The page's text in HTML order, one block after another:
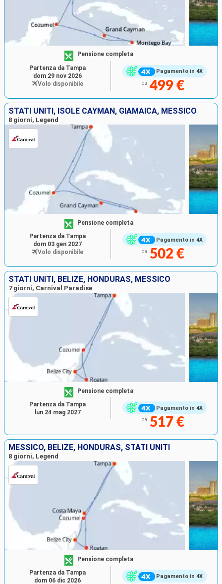
Pagamento in 4X
Pensione completa
da 499 €
Partenza da Tampa
dom 29 nov 2026
Volo disponibile
STATI UNITI, ISOLE CAYMAN, GIAMAICA, MESSICO
8 giorni, Legend
Pagamento in 4X
Pensione completa
da 502 €
Partenza da Tampa
dom 03 gen 2027
Volo disponibile
STATI UNITI, BELIZE, HONDURAS, MESSICO
7 giorni, Carnival Paradise
Pagamento in 4X
Pensione completa
da 517 €
Partenza da Tampa
lun 24 mag 2027
MESSICO, BELIZE, HONDURAS, STATI UNITI
8 giorni, Legend
Pagamento in 4X
Pensione completa
Partenza da Tampa
dom 06 dic 2026